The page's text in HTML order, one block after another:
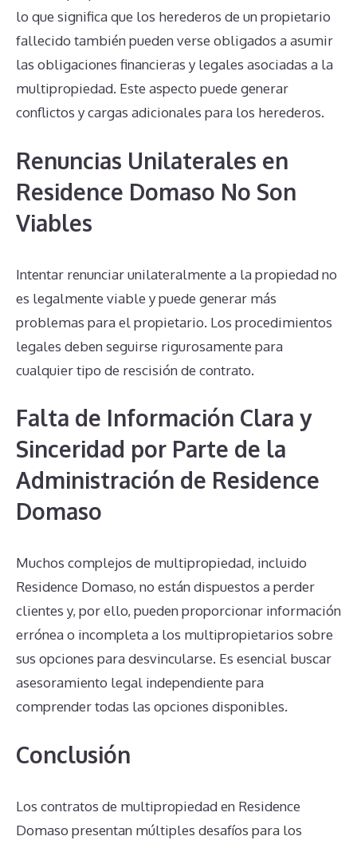
lo que significa que los herederos de un propietario
fallecido también pueden verse obligados a asumir
las obligaciones financieras y legales asociadas a la
multipropiedad. Este aspecto puede generar
conflictos y cargas adicionales para los herederos.
Renuncias Unilaterales en
Residence Domaso No Son
Viables
Intentar renunciar unilateralmente a la propiedad no
es legalmente viable y puede generar más
problemas para el propietario. Los procedimientos
legales deben seguirse rigurosamente para
cualquier tipo de rescisión de contrato.
Falta de Información Clara y
Sinceridad por Parte de la
Administración de Residence
Domaso
Muchos complejos de multipropiedad, incluido
Residence Domaso, no están dispuestos a perder
clientes y, por ello, pueden proporcionar información
errónea o incompleta a los multipropietarios sobre
sus opciones para desvincularse. Es esencial buscar
asesoramiento legal independiente para
comprender todas las opciones disponibles.
Conclusión
Los contratos de multipropiedad en Residence
Domaso presentan múltiples desafíos para los